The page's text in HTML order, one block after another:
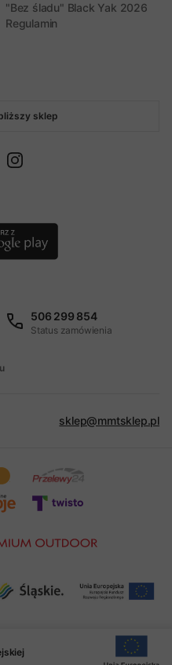
sklep
"Bez śladu" Black Yak 2026
Regulamin
506 299 854
Status zamówienia
sklep@mmtsklep.pl